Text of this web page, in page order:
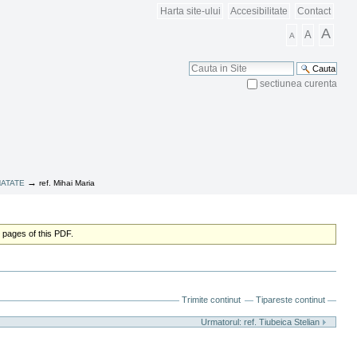
Harta site-ului Accesibilitate Contact
A A A
Cauta
sectiunea curenta
→ref. Mihai Maria
of this PDF.
Trimite continut Tipareste continut
Urmatorul: ref. Tiubeica Stelian